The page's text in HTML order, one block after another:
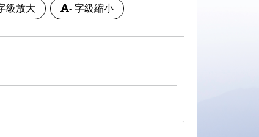
級放大 - 字級縮小